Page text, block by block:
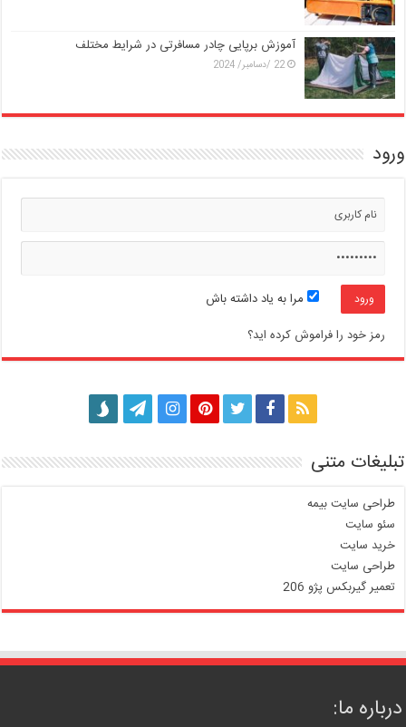
آموزش برپایی چادر مسافرتی در شرایط مختلف
22 /دسامبر/ 2024
ورود
مرا به یاد داشته باش
رمز خود را فراموش کرده اید؟
تبلیغات متنی
طراحی سایت بیمه
سئو سایت
خرید سایت
طراحی سایت
تعمیر گیربکس پژو 206
درباره ما: